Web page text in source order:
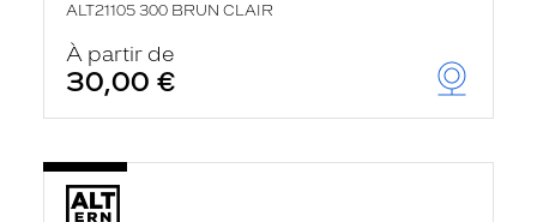
ALT21105 300 BRUN CLAIR
À partir de
30,00 €